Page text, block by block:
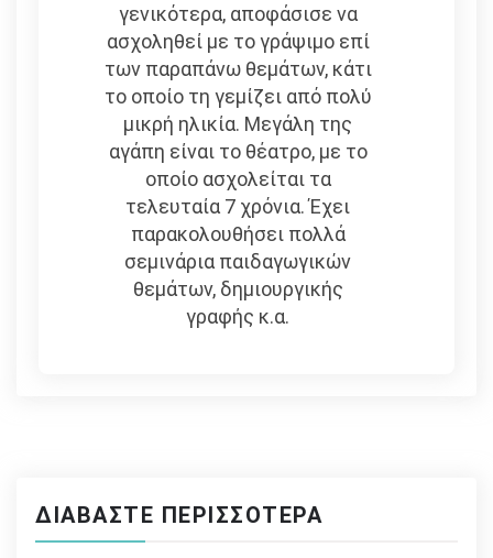
γενικότερα, αποφάσισε να
ασχοληθεί με το γράψιμο επί
των παραπάνω θεμάτων, κάτι
το οποίο τη γεμίζει από πολύ
μικρή ηλικία. Μεγάλη της
αγάπη είναι το θέατρο, με το
οποίο ασχολείται τα
τελευταία 7 χρόνια. Έχει
παρακολουθήσει πολλά
σεμινάρια παιδαγωγικών
θεμάτων, δημιουργικής
γραφής κ.α.
ΔΙΑΒΆΣΤΕ ΠΕΡΙΣΣΌΤΕΡΑ